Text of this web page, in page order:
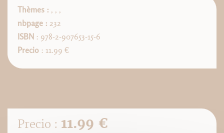
Thèmes : , , ,
nbpage : 232
ISBN : 978-2-907653-15-6
Precio : 11.99 €
Precio : 11.99 €